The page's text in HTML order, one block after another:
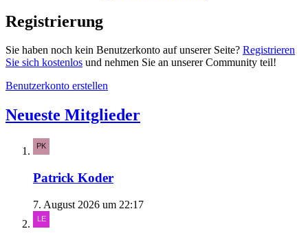
Registrierung
Sie haben noch kein Benutzerkonto auf unserer Seite? Registrieren
Sie sich kostenlos und nehmen Sie an unserer Community teil!
Benutzerkonto erstellen
Neueste Mitglieder
Patrick Koder
7. August 2026 um 22:17